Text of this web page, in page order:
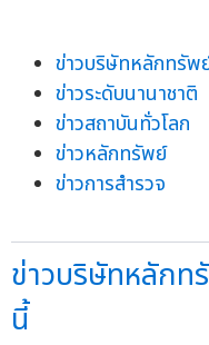
ข่าวบริษัทหลักทรัพ
ข่าวระดับนานาชาติ
ข่าวสถาบันทั่วโลก
ข่าวหลักทรัพย์
ข่าวการสำรวจ
ข่าวบริษัทหลักท
นี้